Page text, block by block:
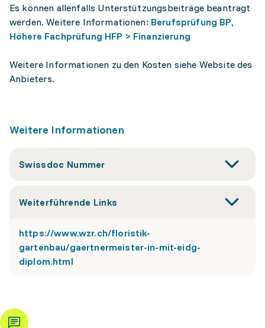
Es können allenfalls Unterstützungsbeiträge beantragt
werden. Weitere Informationen: Berufsprüfung BP,
Höhere Fachprüfung HFP > Finanzierung
Weitere Informationen zu den Kosten siehe Website des
Anbieters.
Weitere Informationen
Swissdoc Nummer
Weiterführende Links
https://www.wzr.ch/floristik-
gartenbau/gaertnermeister-in-mit-eidg-
diplom.html